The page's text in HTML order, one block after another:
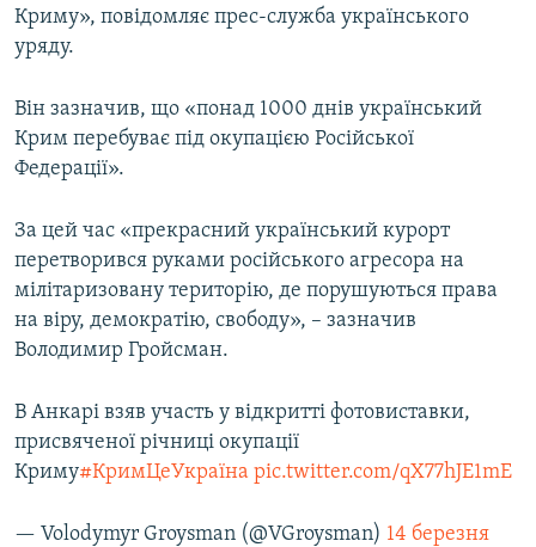
СПЕЦПРОЕКТИ
ДЕПОРТАЦІЯ
ВІДЕОУРОКИ «ELIFBE»
СВІДЧЕННЯ ОКУПАЦІЇ
ІНФОГРАФІКА
ЯК ОБІЙТИ БЛОКУВАННЯ
Русский
Qırımtatar
ДОЛУЧАЙСЯ!
Усі сайти RFE/RL
Криму», повідомляє прес-служба українського
уряду.
Він зазначив, що «понад 1000 днів український
Крим перебуває під окупацією Російської
Федерації».
За цей час «прекрасний український курорт
перетворився руками російського агресора на
мілітаризовану територію, де порушуються права
на віру, демократію, свободу», – зазначив
Володимир Гройсман.
В Анкарі взяв участь у відкритті фотовиставки,
присвяченої річниці окупації
Криму#КримЦеУкраїна pic.twitter.com/qX77hJE1mE
— Volodymyr Groysman (@VGroysman) 14 березня